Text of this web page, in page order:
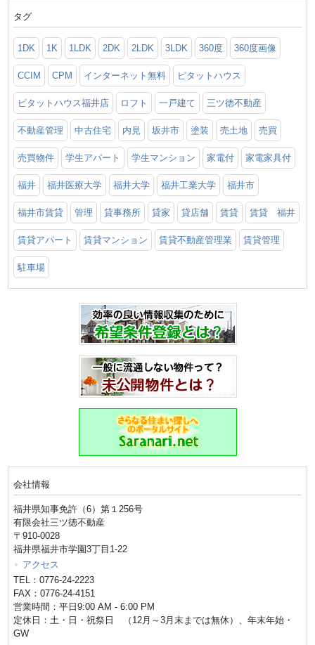
タグ
1DK 1K 1LDK 2DK 2LDK 3LDK 360度 360度画像
CCIM CPM インターネット無料 ピタットハウス
ピタットハウス福井店 ロフト 一戸建て 三ツ徳不動産
不動産管理 中古住宅 内見 坂井市 塗装 売土地 売買
売買物件 学生アパート 学生マンション 家電付 家電家具付
福井 福井医療大学 福井大学 福井工業大学 福井市
福井市賃貸 管理 貸事務所 貸家 貸店舗 賃貸 賃貸 福井
賃貸アパート 賃貸マンション 賃貸不動産管理業 賃貸管理
駐車場
会社情報
福井県知事免許（6）第１256号
有限会社三ツ徳不動産
〒910-0028
福井県福井市学園3丁目1-22
アクセス
TEL：0776-24-2223
FAX：0776-24-4151
営業時間：平日9:00 AM - 6:00 PM
定休日：土・日・祝祭日 （12月～3月末までは無休）、年末年始・
GW